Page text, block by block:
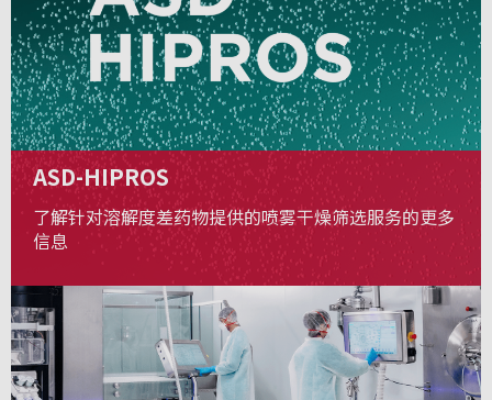
ASD-HIPROS
了解针对溶解度差药物提供的喷雾干燥筛选服务的更多
信息